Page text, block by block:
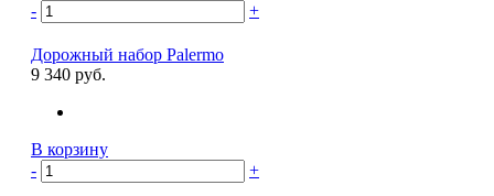
-
+
Дорожный набор Palermo
9 340 руб.
В корзину
-
+